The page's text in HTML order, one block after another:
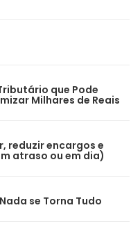
que Pode
Milhares de Reais
reduzir encargos e
atraso ou em dia)
se Torna Tudo